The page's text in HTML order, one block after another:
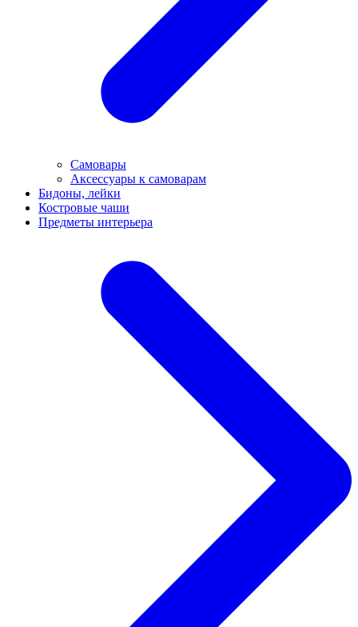
Самовары
Аксессуары к самоварам
Бидоны, лейки
Костровые чаши
Предметы интерьера